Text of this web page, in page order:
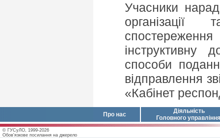
Учасники
організації
інструктивну
способи
відправлення
«Кабінет
Про нас
Діяльність
Головного управління
© ГУСуЛО, 1999-2026
Обов'язкове посилання на джерело